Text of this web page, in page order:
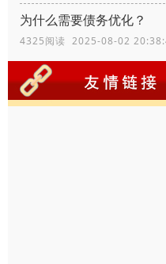
为什么需要债务优化？
4325阅读 2025-08-02